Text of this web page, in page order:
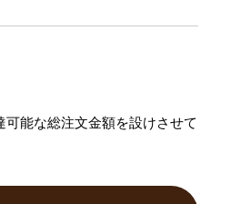
可能な総注文金額を設けさせて